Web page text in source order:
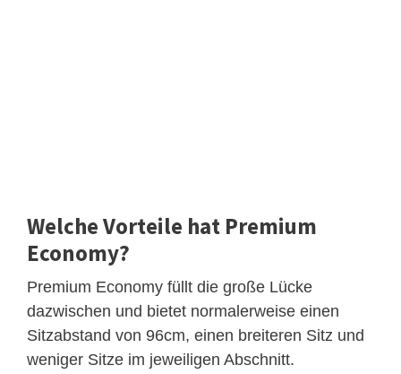
Welche Vorteile hat Premium
Economy?
Premium Economy füllt die große Lücke
dazwischen und bietet normalerweise einen
Sitzabstand von 96cm, einen breiteren Sitz und
weniger Sitze im jeweiligen Abschnitt.